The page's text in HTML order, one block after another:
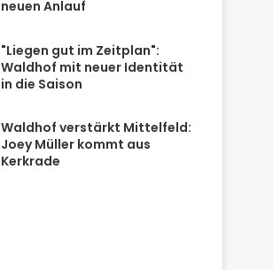
neuen Anlauf
"Liegen gut im Zeitplan":
Waldhof mit neuer Identität
in die Saison
Waldhof verstärkt Mittelfeld:
Joey Müller kommt aus
Kerkrade